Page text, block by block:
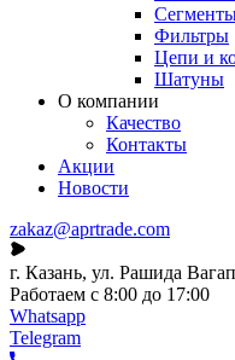
Фильтры
Цепи и
Шатуны
О компании
Качество
Контакты
Акции
Новости
zakaz@aprtrade.com
г. Казань, ул. Рашида
Работаем с 8:00 до 17:00
Whatsapp
Telegram